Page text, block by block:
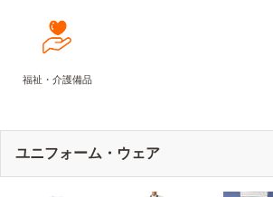
福祉・介護備品
ユニフォーム・ウェア